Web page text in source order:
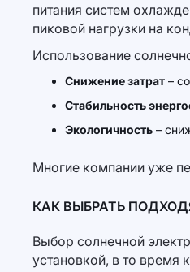
питания систем
пиковой нагрузки на
Использование
Снижение затрат –
Стабильность
Экологичность –
Многие компании уже
КАК ВЫБРАТЬ
Выбор солнечной
установкой, в то